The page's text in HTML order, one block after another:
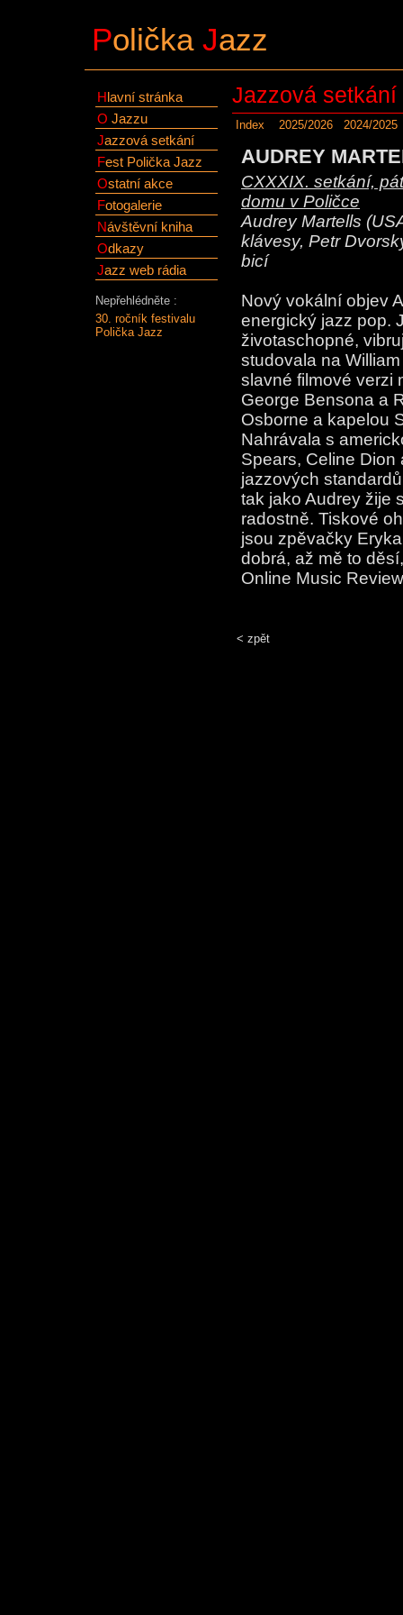
Polička Jazz
Hlavní stránka
O Jazzu
Jazzová setkání
Fest Polička Jazz
Ostatní akce
Fotogalerie
Návštěvní kniha
Odkazy
Jazz web rádia
Nepřehlédněte :
30. ročník festivalu
Polička Jazz
Jazzová setkání
Index 2025/2026 2024/2025
AUDREY
CXXXIX. setkání,
domu v Poličce
Audrey Martells
klávesy, Petr
bicí
Nový vokální objev
energický jazz pop.
životaschopné,
studovala na
slavné filmové verzi
George Bensona a
Osborne a kapelou
Nahrávala s
Spears, Celine
jazzových
tak jako Audrey žije
radostně. Tiskové
jsou zpěvačky
dobrá, až mě to
Online Music
< zpět